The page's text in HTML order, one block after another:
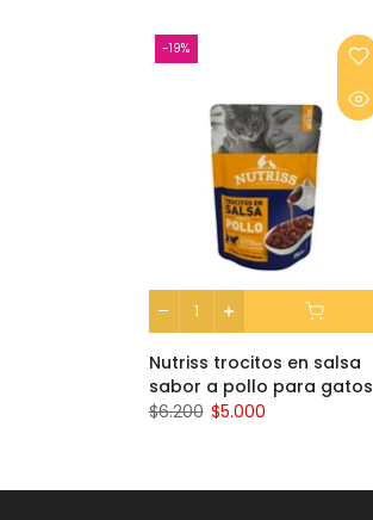
-19%
Nutriss trocitos en salsa
sabor a pollo para gatos
$6.200 $5.000